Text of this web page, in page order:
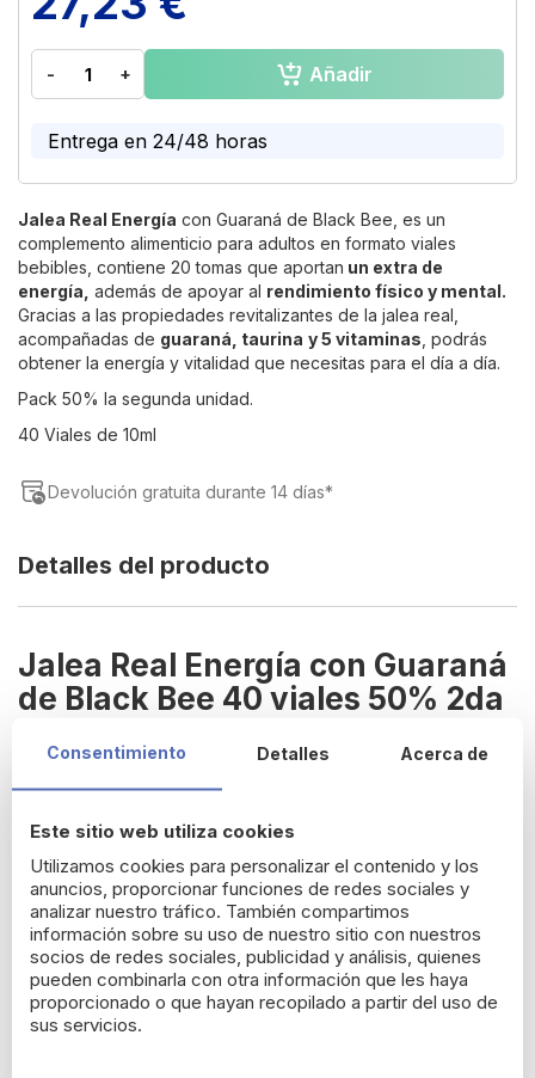
beginning
the
gallery
- + Añadir
Entrega en 24/48 horas
Jalea Real Energía con Guaraná de Black Bee, es un
complemento alimenticio para adultos en formato viales
bebibles, contiene 20 tomas que aportan un extra de
energía, además de apoyar al rendimiento físico y mental.
Gracias a las propiedades revitalizantes de la jalea real,
acompañadas de guaraná, taurina y 5 vitaminas , podrás
obtener la energía y vitalidad que necesitas para el día a día.
Pack 50% la segunda unidad.
40 Viales de 10ml
Devolución gratuita durante 14 días*
Detalles del producto
Jalea Real Energía con Guaraná
de Black Bee 40 viales 50% 2da
Este suplemento alimenticio combina los
guaraná y la taurina, proporcionándote un impulso de energía
y vitalidad para
enfrentar tu día a día con vigor.
La Jalea Real es conocida por sus propiedadesnutritivas y
energizantes,rica en vitaminas, minerales y aminoácidos
esenciales que mejoran tu bienestar general y refuerzan tu
sistema inmunológico. El Guaraná, por su parte, es una fuente
natural de cafeína queayuda a combatir la fatiga, mejora la
concentración y aumenta elrendimiento físico y mental.
Consentimiento Detalles Acerca de
Este sitio web utiliza cookies
Utilizamos cookies para personalizar el contenido y los
anuncios, proporcionar funciones de redes sociales y
analizar nuestro tráfico. También compartimos
información sobre su uso de nuestro sitio con nuestros
socios de redes sociales, publicidad y análisis, quienes
pueden combinarla con otra información que les haya
proporcionado o que hayan recopilado a partir del uso de
sus servicios.